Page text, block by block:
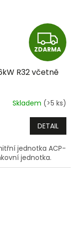
Z
D
A
R
M
A
ZDARMA
R32 včetně
Skladem (>5 ks)
DETAIL
jednotka ACP-
jednotka.